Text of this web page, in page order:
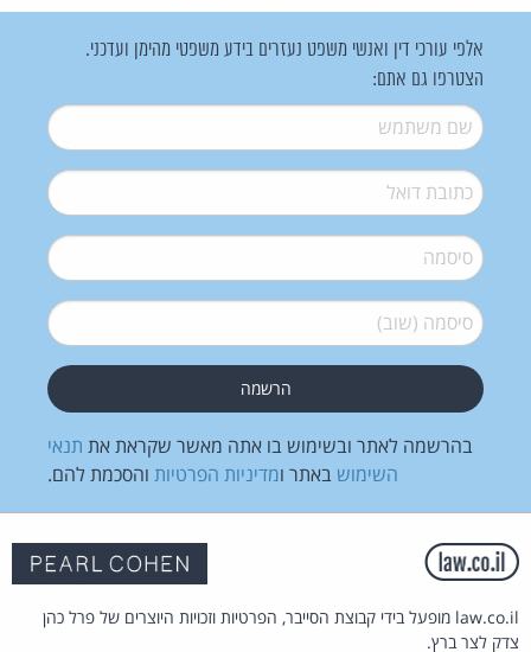
אלפי עורכי דין ואנשי משפט נעזרים בידע משפטי מהימן ועדכני.
הצטרפו גם אתם:
שם משתמש*
דואל*
סיסמה*
סיסמה (שוב)*
בהרשמה לאתר ובשימוש בו אתה מאשר שקראת את תנאי
השימוש באתר ומדיניות הפרטיות והסכמת להם.
law.co.il מופעל בידי קבוצת הסייבר, הפרטיות וזכויות היוצרים של פרל כהן
צדק לצר ברץ.